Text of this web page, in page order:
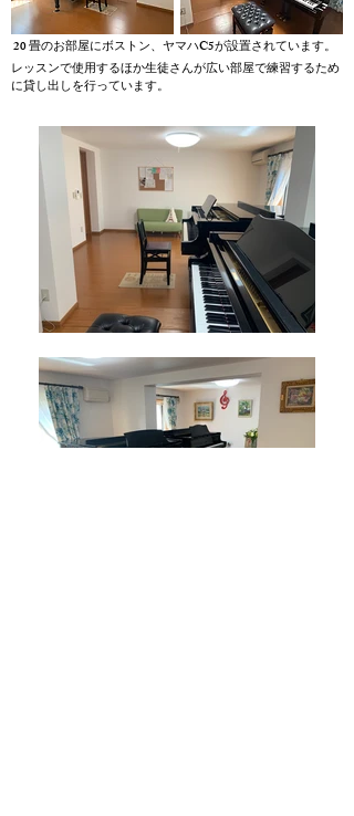
20畳のお部屋にボストン、ヤマハC5が設置されています。
レッスンで使用するほか生徒さんが広い部屋で練習するため
に貸し出しを行っています。